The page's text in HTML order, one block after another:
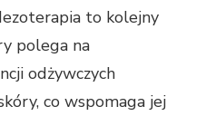
to kolejny
polega na
odżywczych
co wspomaga jej